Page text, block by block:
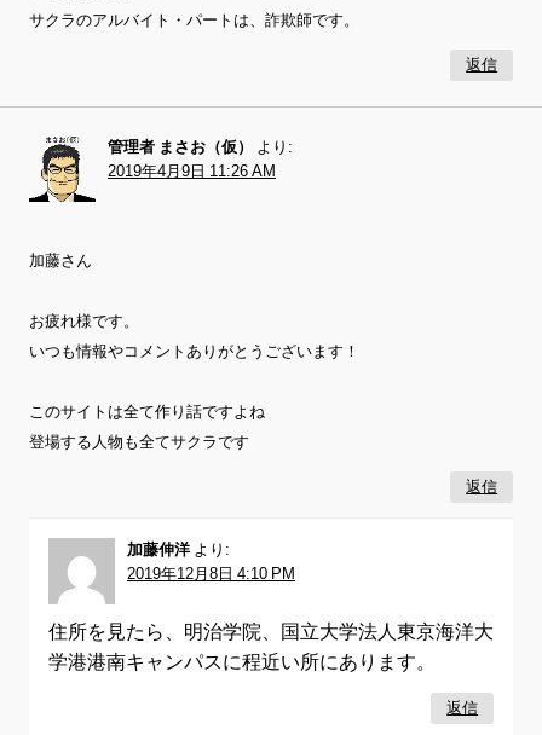
サクラのアルバイト・パートは、詐欺師です。
返信
管理者 まさお（仮）
より:
2019年4月9日 11:26 AM
加藤さん
お疲れ様です。
いつも情報やコメントありがとうございます！
このサイトは全て作り話ですよね
登場する人物も全てサクラです
返信
加藤伸洋 より:
2019年12月8日 4:10 PM
住所を見たら、明治学院、国立大学法人東京海洋大
学港港南キャンパスに程近い所にあります。
返信